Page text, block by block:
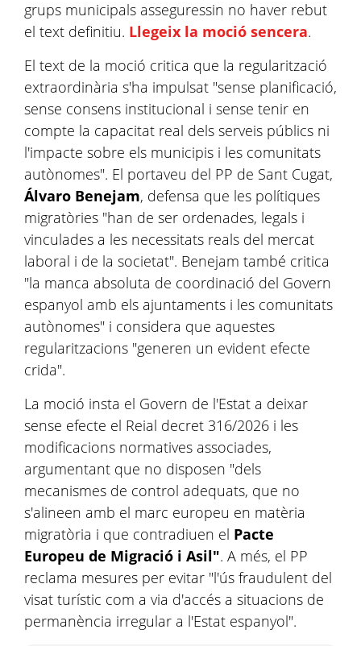
grups municipals asseguressin no haver rebut
el text definitiu. Llegeix la moció sencera.
El text de la moció critica que la regularització
extraordinària s'ha impulsat "sense planificació,
sense consens institucional i sense tenir en
compte la capacitat real dels serveis públics ni
l'impacte sobre els municipis i les comunitats
autònomes". El portaveu del PP de Sant Cugat,
Álvaro Benejam, defensa que les polítiques
migratòries "han de ser ordenades, legals i
vinculades a les necessitats reals del mercat
laboral i de la societat". Benejam també critica
"la manca absoluta de coordinació del Govern
espanyol amb els ajuntaments i les comunitats
autònomes" i considera que aquestes
regularitzacions "generen un evident efecte
crida".
La moció insta el Govern de l'Estat a deixar
sense efecte el Reial decret 316/2026 i les
modificacions normatives associades,
argumentant que no disposen "dels
mecanismes de control adequats, que no
s'alineen amb el marc europeu en matèria
migratòria i que contradiuen el Pacte
Europeu de Migració i Asil". A més, el PP
reclama mesures per evitar "l'ús fraudulent del
visat turístic com a via d'accés a situacions de
permanència irregular a l'Estat espanyol".